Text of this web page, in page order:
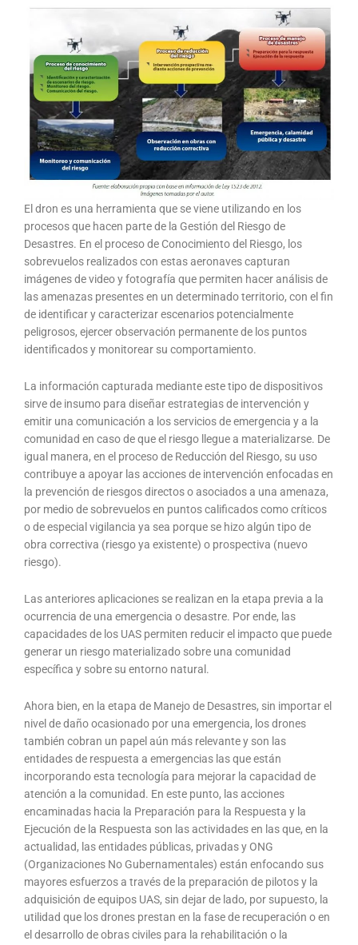
El dron es una herramienta que se viene utilizando en los
procesos que hacen parte de la Gestión del Riesgo de
Desastres. En el proceso de Conocimiento del Riesgo, los
sobrevuelos realizados con estas aeronaves capturan
imágenes de video y fotografía que permiten hacer análisis de
las amenazas presentes en un determinado territorio, con el fin
de identificar y caracterizar escenarios potencialmente
peligrosos, ejercer observación permanente de los puntos
identificados y monitorear su comportamiento.
La información capturada mediante este tipo de dispositivos
sirve de insumo para diseñar estrategias de intervención y
emitir una comunicación a los servicios de emergencia y a la
comunidad en caso de que el riesgo llegue a materializarse. De
igual manera, en el proceso de Reducción del Riesgo, su uso
contribuye a apoyar las acciones de intervención enfocadas en
la prevención de riesgos directos o asociados a una amenaza,
por medio de sobrevuelos en puntos calificados como críticos
o de especial vigilancia ya sea porque se hizo algún tipo de
obra correctiva (riesgo ya existente) o prospectiva (nuevo
riesgo).
Las anteriores aplicaciones se realizan en la etapa previa a la
ocurrencia de una emergencia o desastre. Por ende, las
capacidades de los UAS permiten reducir el impacto que puede
generar un riesgo materializado sobre una comunidad
específica y sobre su entorno natural.
Ahora bien, en la etapa de Manejo de Desastres, sin importar el
nivel de daño ocasionado por una emergencia, los drones
también cobran un papel aún más relevante y son las
entidades de respuesta a emergencias las que están
incorporando esta tecnología para mejorar la capacidad de
atención a la comunidad. En este punto, las acciones
encaminadas hacia la Preparación para la Respuesta y la
Ejecución de la Respuesta son las actividades en las que, en la
actualidad, las entidades públicas, privadas y ONG
(Organizaciones No Gubernamentales) están enfocando sus
mayores esfuerzos a través de la preparación de pilotos y la
adquisición de equipos UAS, sin dejar de lado, por supuesto, la
utilidad que los drones prestan en la fase de recuperación o en
el desarrollo de obras civiles para la rehabilitación o la